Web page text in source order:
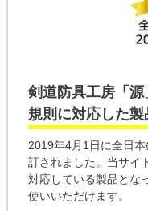
剣道防具工房「源
規則 に対応した製
2019年4月1日に全日
訂されました。当サイ
対応している製品とな
使いいただけます。